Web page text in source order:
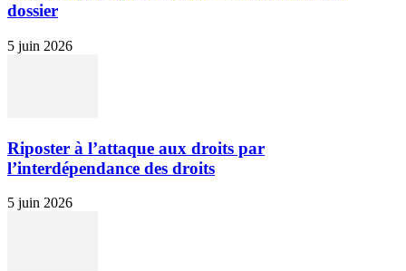
dossier
5 juin 2026
Riposter à l’attaque aux droits par
l’interdépendance des droits
5 juin 2026